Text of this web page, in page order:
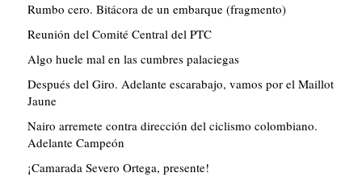
Rumbo cero. Bitácora de un embarque (fragmento)
Reunión del Comité Central del PTC
Algo huele mal en las cumbres palaciegas
Después del Giro. Adelante escarabajo, vamos por el Maillot
Jaune
Nairo arremete contra dirección del ciclismo colombiano.
Adelante Campeón
¡Camarada Severo Ortega, presente!